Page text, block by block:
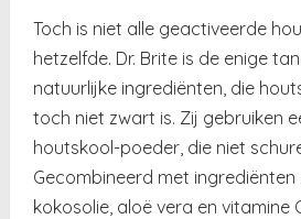
Toch is niet alle geactiveerde
hetzelfde. Dr. Brite is de enige
natuurlijke ingrediënten, die
toch niet zwart is. Zij gebruiken
houtskool-poeder, die niet
Gecombineerd met
kokosolie, aloë vera en vitamine